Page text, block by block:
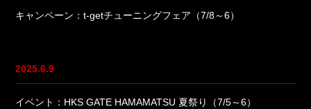
キャンペーン：t-getチューニングフェア（7/8～6）
2025.6.9
イベント：HKS GATE HAMAMATSU 夏祭り（7/5～6）